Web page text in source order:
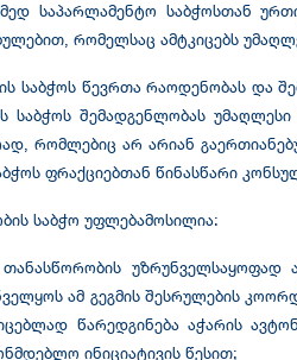
საპარლამენტო საბჭოსთან
რომელსაც ამტკიცებს
საბჭოს წევრთა რაოდენობას და
საბჭოს შემადგენლობას
რომლებიც არ არიან
ფრაქციებთან წინასწარი
საბჭო უფლებამოსილია:
უზრუნველსაყოფად
ამ გეგმის შესრულების
წარედგინება აჭარის
ინიციატივის წესით;